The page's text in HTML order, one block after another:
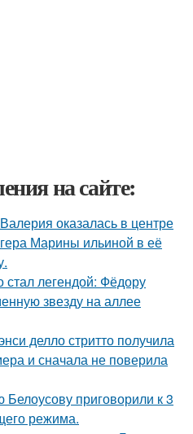
на сайте:
оказалась в центре
Марины ильиной в её
легендой: Фёдору
звезду на аллее
делло стритто получила
и сначала не поверила
приговорили к 3
режима.